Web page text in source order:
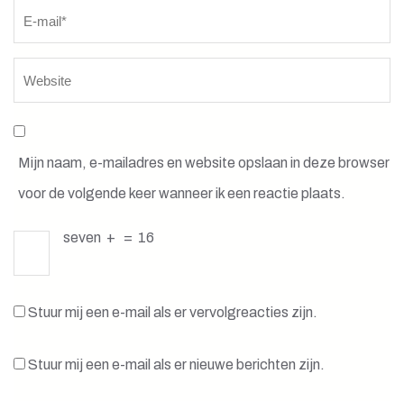
Mijn naam, e-mailadres en website opslaan in deze browser
voor de volgende keer wanneer ik een reactie plaats.
seven + = 16
Stuur mij een e-mail als er vervolgreacties zijn.
Stuur mij een e-mail als er nieuwe berichten zijn.